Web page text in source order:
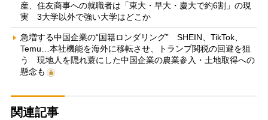
産、住友商事への就職者は「東大・早大・慶大で約6割」の現
実 3大学以外で強い大学はどこか
急増する中国企業の“国籍ロンダリング” SHEIN、TikTok、
Temu…本社機能を海外に移転させ、トランプ関税の回避を狙
う 現地人を隠れ蓑にした中国企業の農業参入・土地取得への
懸念も
関連記事